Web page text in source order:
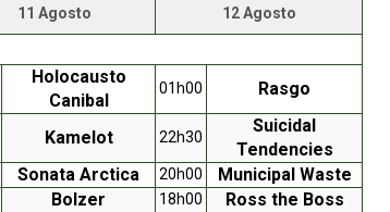
11 Agosto 12 Agosto
Holocausto
Canibal
01h00 Rasgo
Kamelot 22h30
Suicidal
Tendencies
Sonata Arctica 20h00 Municipal Waste
Bolzer 18h00 Ross the Boss